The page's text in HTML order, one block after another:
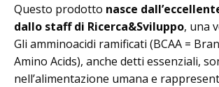
Questo prodotto nasce
dallo staff di Ricerca&Sviluppo, una
Gli amminoacidi ramificati (BCAA =
Amino Acids), anche detti essenziali,
nell’alimentazione umana e